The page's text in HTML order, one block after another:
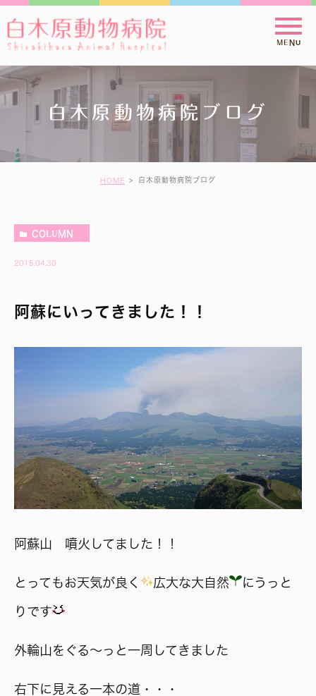
白木原動物病院ブログ
HOME 白木原動物病院ブログ
COLUMN
2015.04.30
阿蘇にいってきました！！
阿蘇山 噴火してました！！
とってもお天気が良く 広大な大自然 にうっと
りです
外輪山をぐる～っと一周してきました
右下に見える一本の道・・・